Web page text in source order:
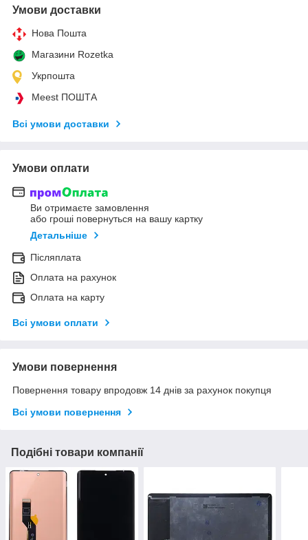
Умови доставки
Нова Пошта
Магазини Rozetka
Укрпошта
Meest ПОШТА
Всі умови доставки
Умови оплати
Ви отримаєте замовлення
або гроші повернуться на вашу картку
Детальніше
Післяплата
Оплата на рахунок
Оплата на карту
Всі умови оплати
Умови повернення
Повернення товару впродовж 14 днів за рахунок покупця
Всі умови повернення
Подібні товари компанії